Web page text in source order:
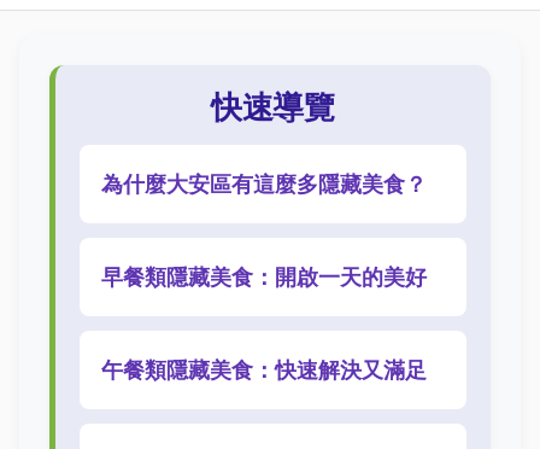
快速導覽
為什麼大安區有這麼多隱藏美食？
早餐類隱藏美食：開啟一天的美好
午餐類隱藏美食：快速解決又滿足